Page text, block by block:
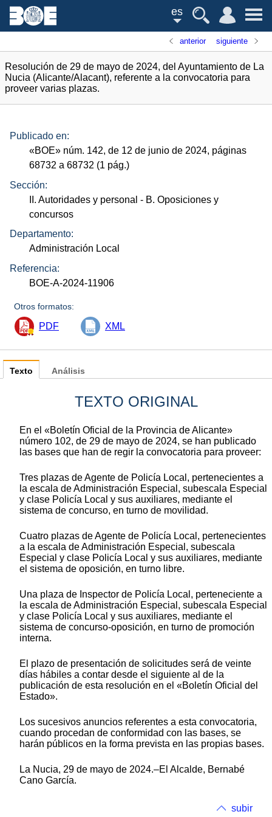
es
anterior siguiente
Resolución de 29 de mayo de 2024, del Ayuntamiento de La
Nucia (Alicante/Alacant), referente a la convocatoria para
proveer varias plazas.
Publicado en:
«BOE» núm. 142, de 12 de junio de 2024, páginas
68732 a 68732 (1 pág.)
Sección:
II. Autoridades y personal - B. Oposiciones y
concursos
Departamento:
Administración Local
Referencia:
BOE-A-2024-11906
Otros formatos:
PDF XML
Texto
TEXTO ORIGINAL
En el «Boletín Oficial de la Provincia de Alicante»
número 102, de 29 de mayo de 2024, se han publicado
las bases que han de regir la convocatoria para proveer:
Tres plazas de Agente de Policía Local, pertenecientes a
la escala de Administración Especial, subescala Especial
y clase Policía Local y sus auxiliares, mediante el
sistema de concurso, en turno de movilidad.
Cuatro plazas de Agente de Policía Local, pertenecientes
a la escala de Administración Especial, subescala
Especial y clase Policía Local y sus auxiliares, mediante
el sistema de oposición, en turno libre.
Una plaza de Inspector de Policía Local, perteneciente a
la escala de Administración Especial, subescala Especial
y clase Policía Local y sus auxiliares, mediante el
sistema de concurso-oposición, en turno de promoción
interna.
El plazo de presentación de solicitudes será de veinte
días hábiles a contar desde el siguiente al de la
publicación de esta resolución en el «Boletín Oficial del
Estado».
Los sucesivos anuncios referentes a esta convocatoria,
cuando procedan de conformidad con las bases, se
harán públicos en la forma prevista en las propias bases.
La Nucia, 29 de mayo de 2024.–El Alcalde, Bernabé
Cano García.
Análisis
subir